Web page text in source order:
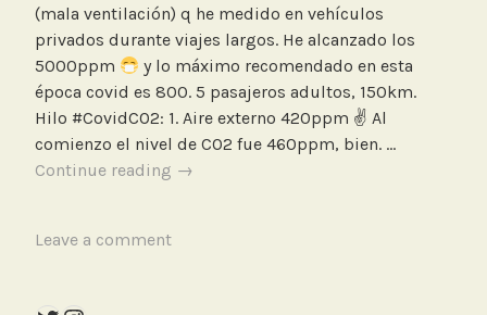
(mala ventilación) q he medido en vehículos
privados durante viajes largos. He alcanzado los
5000ppm
y lo máximo recomendado en esta
época covid es 800. 5 pasajeros adultos, 150km.
Hilo #CovidCO2: 1. Aire externo 420ppm ✌ Al
comienzo el nivel de CO2 fue 460ppm, bien. …
Continue reading Medición
→
T
Leave a comment